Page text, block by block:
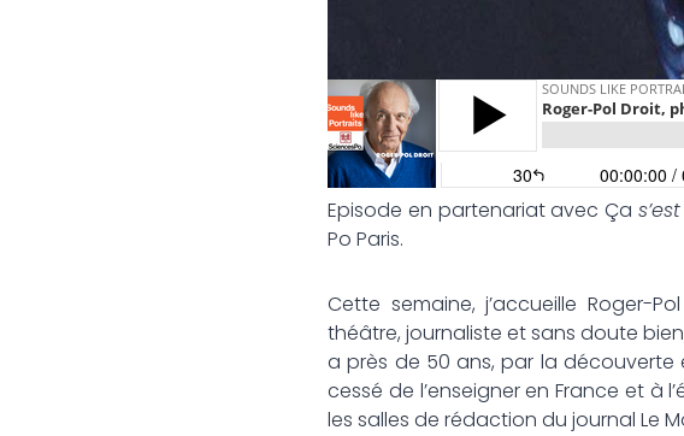
Episode en partenariat avec Ça
Po Paris.
Cette semaine, j’accueille Roger-
théâtre, journaliste et sans doute
a près de 50 ans, par la découverte
cessé de l’enseigner en France et à
les salles de rédaction du journal Le